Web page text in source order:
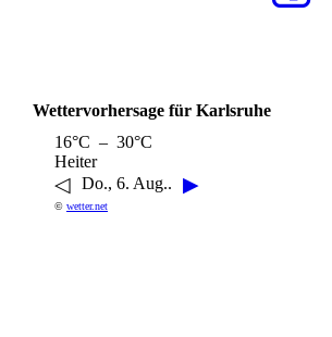
Wettervorhersage für Karlsruhe
16°C – 30°C
Heiter
◁ Do., 6. Aug.. ▶
© wetter.net